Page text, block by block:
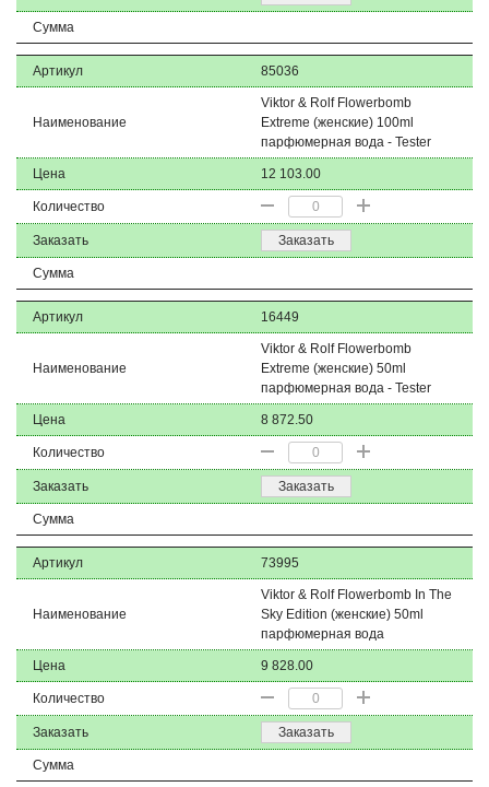
Сумма
Артикул 85036
Наименование
Viktor & Rolf Flowerbomb
Extreme (женские) 100ml
парфюмерная вода - Tester
Цена 12 103.00
Количество
Заказать Заказать
Сумма
Артикул 16449
Наименование
Viktor & Rolf Flowerbomb
Extreme (женские) 50ml
парфюмерная вода - Tester
Цена 8 872.50
Количество
Заказать Заказать
Сумма
Артикул 73995
Наименование
Viktor & Rolf Flowerbomb In The
Sky Edition (женские) 50ml
парфюмерная вода
Цена 9 828.00
Количество
Заказать Заказать
Сумма